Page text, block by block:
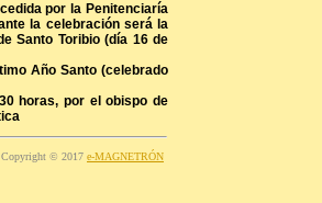
por la Penitenciaría
la celebración será la
Santo Toribio (día 16 de
Año Santo (celebrado
horas, por el obispo de
Copyright © 2017 e-MAGNETRÓN